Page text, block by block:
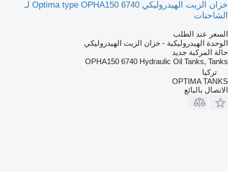
خزان الزيت الهيدروليكي Optima type OPHA150 6740 لـ
الشاحنات
السعر عند الطلب
الوحدة الهيدروليكية - خزان الزيت الهيدروليكي
حالة المركبة جديد
OPHA150 6740 Hydraulic Oil Tanks, Tanks
تركيا
OPTIMA TANKS
الاتصال بالبائع